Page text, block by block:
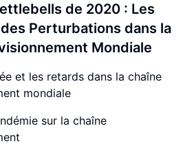
de 2020 : Les
Perturbations dans la
Mondiale
et les retards dans la chaîne
mondiale
sur la chaîne